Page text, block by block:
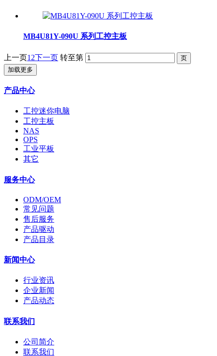
MB4U81Y-090U 系列工控主板
上一页1 2下一页 转至第
加载更多
产品中心
工控迷你电脑
工控主板
NAS
OPS
工业平板
其它
服务中心
ODM/OEM
常见问题
售后服务
产品驱动
产品目录
新闻中心
行业资讯
企业新闻
产品动态
联系我们
公司简介
联系我们